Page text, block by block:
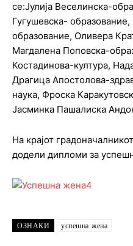
се:Јулија Веселинска-
Гугушевска-
образование, Оливера
Магдалена Поповска-
Костадинова-култура,
Драгица Апостолова-
наука, Фроска
Јасминка Пашалиска
На крајот
додели дипломи за
ОЗНАКИ успешна жена